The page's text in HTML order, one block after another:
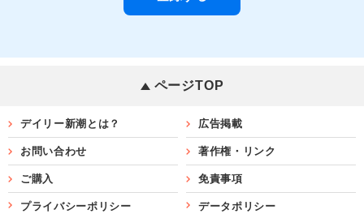
ページTOP
デイリー新潮とは？ 広告掲載
お問い合わせ 著作権・リンク
ご購入 免責事項
プライバシーポリシー データポリシー